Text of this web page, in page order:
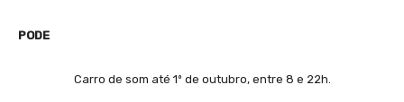
PODE
Carro de som até 1º de outubro, entre 8 e 22h.